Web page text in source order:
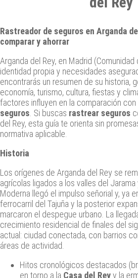
Rastreador de seguros en Arganda
comparar y ahorrar
Arganda del Rey, en Madrid
identidad propia y necesidades
encontrarás un resumen de su historia,
economía, turismo, cultura, fiestas y
factores influyen en la comparación con
seguros . Si buscas rastrear seguros
del Rey, esta guía te orienta sin
normativa aplicable.
Historia
Los orígenes de Arganda del Rey se
agrícolas ligados a los valles del Jarama
Moderna llegó el impulso señorial y, ya
ferrocarril del Tajuña y la posterior
marcaron el despegue urbano. La
crecimiento residencial de finales del
actual: ciudad conectada, con barrios
áreas de actividad.
Hitos cronológicos destacados
en torno a la Casa del Reyy la